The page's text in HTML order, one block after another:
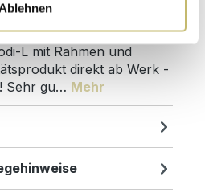
Ablehnen
L mit Rahmen und
direkt ab Werk -
Sehr gu… Mehr